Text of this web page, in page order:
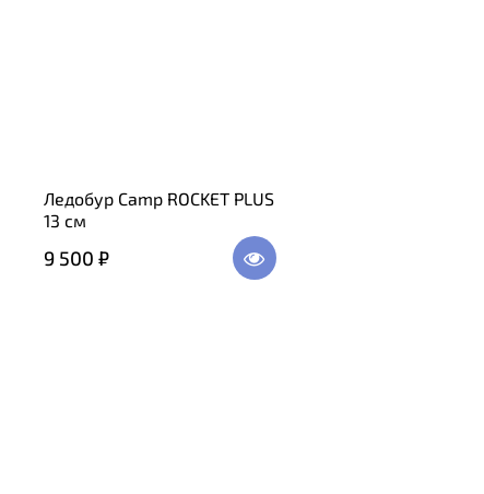
Ледобур Camp ROCKET PLUS
13 см
9 500 ₽